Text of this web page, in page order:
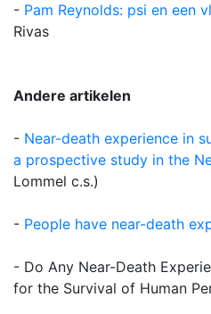
- Pam Reynolds: psi en een
Rivas
Andere artikelen
- Near-death experience in
a prospective study in the
Lommel c.s.)
- People have near-death
- Do Any Near-Death
for the Survival of Human